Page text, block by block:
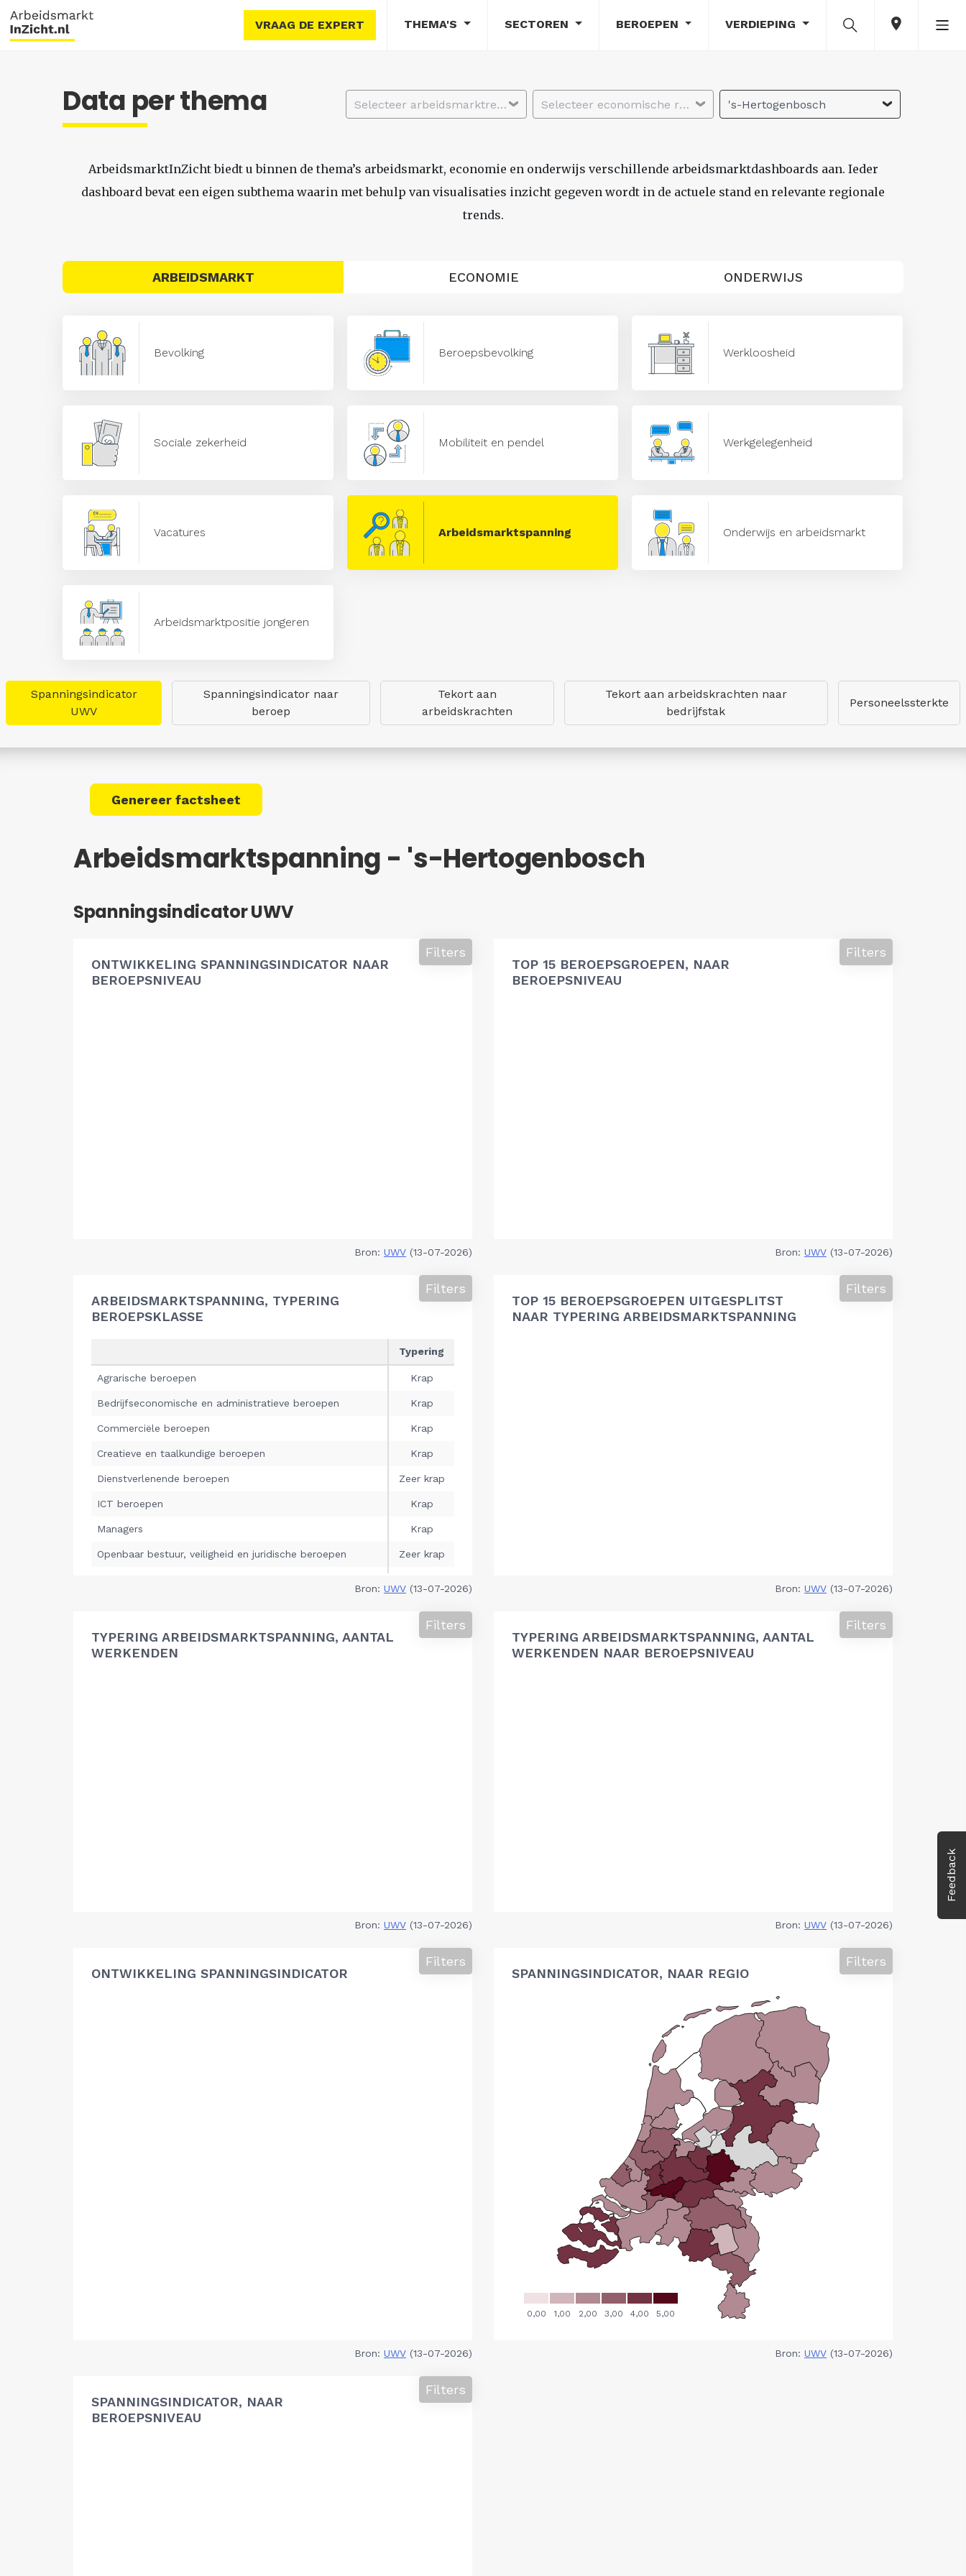
VRAAG DE EXPERT THEMA'S SECTOREN BEROEPEN VERDIEPING
Feedback
Data per thema Selecteer arbeidsmarktregio Selecteer economische regio 's-Hertogenbosch
ArbeidsmarktInZicht biedt u binnen de thema’s arbeidsmarkt, economie en onderwijs verschillende arbeidsmarktdashboards aan. Ieder
dashboard bevat een eigen subthema waarin met behulp van visualisaties inzicht gegeven wordt in de actuele stand en relevante regionale
trends.
ARBEIDSMARKT ECONOMIE ONDERWIJS
Bevolking Beroepsbevolking Werkloosheid
Sociale zekerheid Mobiliteit en pendel Werkgelegenheid
Vacatures Arbeidsmarktspanning Onderwijs en arbeidsmarkt
Arbeidsmarktpositie jongeren
Spanningsindicator
UWV
Spanningsindicator naar
beroep
Tekort aan
arbeidskrachten
Tekort aan arbeidskrachten naar
bedrijfstak
Personeelssterkte
Genereer factsheet
Arbeidsmarktspanning - 's-Hertogenbosch
Spanningsindicator UWV
ONTWIKKELING SPANNINGSINDICATOR NAAR
BEROEPSNIVEAU
Filters
Bron: UWV (13-07-2026)
TOP 15 BEROEPSGROEPEN, NAAR
BEROEPSNIVEAU
Filters
Bron: UWV (13-07-2026)
ARBEIDSMARKTSPANNING, TYPERING
BEROEPSKLASSE
Filters
Bron: UWV (13-07-2026)
TOP 15 BEROEPSGROEPEN UITGESPLITST
NAAR TYPERING ARBEIDSMARKTSPANNING
Filters
Bron: UWV (13-07-2026)
TYPERING ARBEIDSMARKTSPANNING, AANTAL
WERKENDEN
Filters
Bron: UWV (13-07-2026)
TYPERING ARBEIDSMARKTSPANNING, AANTAL
WERKENDEN NAAR BEROEPSNIVEAU
Filters
Bron: UWV (13-07-2026)
ONTWIKKELING SPANNINGSINDICATOR
Filters
Bron: UWV (13-07-2026)
SPANNINGSINDICATOR, NAAR REGIO
Filters
Bron: UWV (13-07-2026)
SPANNINGSINDICATOR, NAAR
BEROEPSNIVEAU
Filters